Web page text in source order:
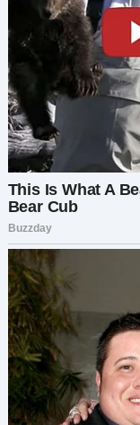
Полная
reddit.com/r/